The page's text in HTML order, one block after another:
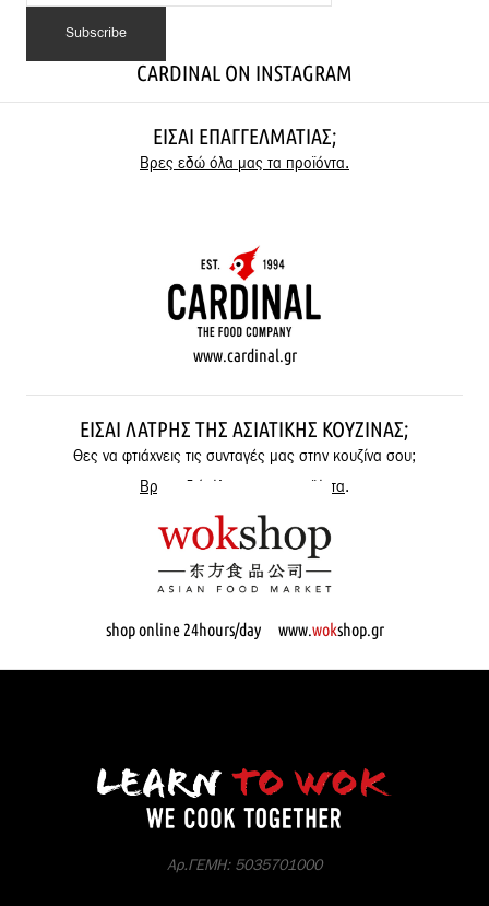
CARDINAL ON INSTAGRAM
ΕΊΣΑΙ ΕΠΑΓΓΕΛΜΑΤΊΑΣ;
Βρες εδώ όλα μας τα προϊόντα.
www.cardinal.gr
ΕΊΣΑΙ ΛΆΤΡΗΣ ΤΗΣ ΑΣΙΑΤΙΚΉΣ ΚΟΥΖΊΝΑΣ;
Θες να φτιάχνεις τις συνταγές μας στην κουζίνα σου;
Βρες εδώ όλα μας τα προϊόντα.
shop online 24hours/day www.wokshop.gr
Αρ.ΓΕΜΗ: 5035701000